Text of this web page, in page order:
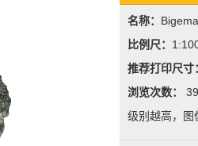
名称：
比例尺：
推荐打印尺寸：
浏览次数： 39
级别越高，图